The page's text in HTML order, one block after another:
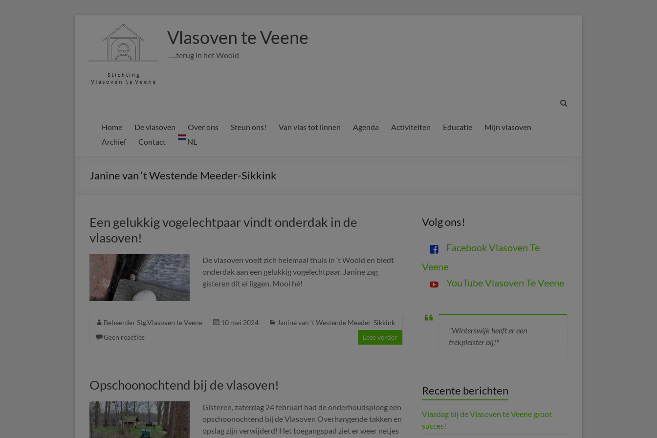
Vlasoven te Veene
…..terug in het Woold
Home De vlasoven Over ons Steun ons! Van vlas tot linnen Agenda Activiteiten Educatie
Mijn vlasoven
Archief
Contact NL
Janine van ‘t Westende Meeder-Sikkink
Een gelukkig vogelechtpaar vindt onderdak in de
vlasoven!
De vlasoven voelt zich helemaal thuis in ‘t Woold en biedt
onderdak aan een gelukkig vogelechtpaar. Janine zag
gisteren dit ei liggen. Mooi hé!
Beheerder Stg.Vlasoven te Veene 10 mei 2024
Janine van ‘t Westende Meeder-Sikkink
Geen reacties
Lees verder
Opschoonochtend bij de vlasoven!
Gisteren, zaterdag 24 februari had de onderhoudsploeg een
opschoonochtend bij de Vlasoven Overhangende takken en
opslag zijn verwijderd! Het toegangspad ziet er weer netjes
Volg ons!
Facebook Vlasoven Te
Veene
YouTube Vlasoven Te Veene
"Winterswijk heeft er een
trekpleister bij!"
Recente berichten
Vlasdag bij de Vlasoven te Veene groot
succes!